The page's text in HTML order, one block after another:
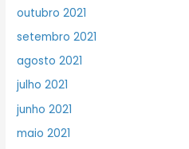
outubro 2021
setembro 2021
agosto 2021
julho 2021
junho 2021
maio 2021